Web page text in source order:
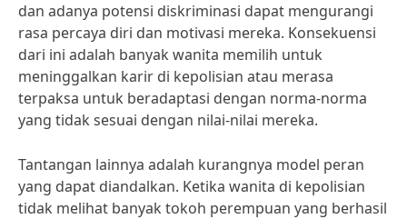
dan adanya potensi diskriminasi dapat mengurangi
rasa percaya diri dan motivasi mereka. Konsekuensi
dari ini adalah banyak wanita memilih untuk
meninggalkan karir di kepolisian atau merasa
terpaksa untuk beradaptasi dengan norma-norma
yang tidak sesuai dengan nilai-nilai mereka.
Tantangan lainnya adalah kurangnya model peran
yang dapat diandalkan. Ketika wanita di kepolisian
tidak melihat banyak tokoh perempuan yang berhasil